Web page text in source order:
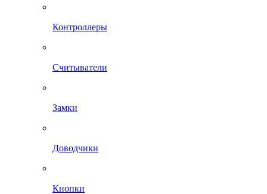
Контроллеры
Считыватели
Замки
Доводчики
Кнопки